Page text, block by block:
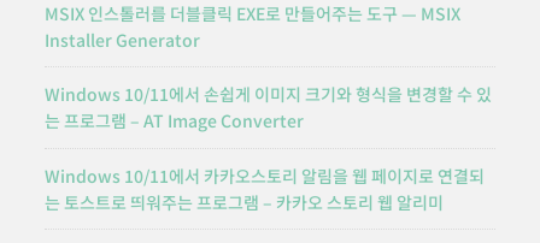
MSIX 인스톨러를 더블클릭 EXE로 만들어주는 도구 — MSIX
Installer Generator
Windows 10/11에서 손쉽게 이미지 크기와 형식을 변경할 수 있
는 프로그램 – AT Image Converter
Windows 10/11에서 카카오스토리 알림을 웹 페이지로 연결되
는 토스트로 띄워주는 프로그램 – 카카오 스토리 웹 알리미